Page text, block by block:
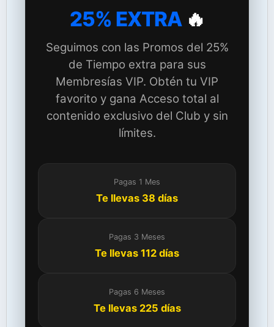
25% EXTRA🔥
Seguimos con las Promos del 25%
de Tiempo extra para sus
Membresías VIP. Obtén tu VIP
favorito y gana Acceso total al
contenido exclusivo del Club y sin
límites.
Pagas 1 Mes
Te llevas 38 días
Pagas 3 Meses
Te llevas 112 días
Pagas 6 Meses
Te llevas 225 días